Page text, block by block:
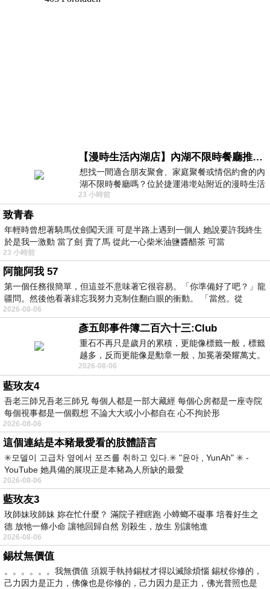
【漫時生活內湖店】內湖不限時餐廳推薦｜捷運港墘站美食，聚餐、約會、家庭聚會首選，正餐甜點一次滿足
想找一間適合朋友聚會、家庭聚餐或情侶約會的內
湖不限時餐廳嗎？位於捷運港墘站附近的漫時生活
內湖店，從捷運站步行約4分鐘即可抵
23 小時前
致青春
年輕時曾想著騎馬仗劍闖天涯 可是半路上遇到一個人 她說要許我終生
於是我一激動 當了劍 賣了馬 從此一心柴米油鹽醬醋茶 可當
23 小時前
阿龍阿我 57
第一個任務很簡單，但這並不意味著它很容易。「你準備好了吧？」龍
疆問。然後他看著緋忘我努力克制住翻白眼的衝動。 「當然。從
2026-08-06
彥五郎事件簿二百六十三:Club
重石不再只是歲月的累積，更能像標籤一般，標籤
越多，反而更能像是勳章一般，加冕著榮耀萬丈。
習慣一如縱容，成了再難輕輕放下的罪證
2026-08-06
藍玫友4
吾老三師兄吾老三師兄 每個人都是一部大藏經 每個心房都是一座寺院
每個視事都是一個觀想 不論大大或小小都自在 心不拘於形
2026-08-06
這個連結是本豬最愛看的肢體語言
✳️모델이 고급차 옆에서 포즈를 취하고 있다.✳️ "윤아 , YunAh" ✳️ -
YouTube 她具備的展現正是本豬為人所缺的最愛
2026-08-06
藍玫友3
玫師妹玫師妹 妳在忙什麼？ 滿院子裡瞎跑 小蟑螂不礙事 培養好生之
德 放牠一條小命 讓牠回歸自然 別殺生，放生 別讓牠進
2026-08-06
錫杖無價值
。。。。。。我無價值 須親手執持錫杖才得以滅除煩惱 錫杖你修的，
己力因力是正力，佛像也是你修的，己力因力是正力，佛光普照也是